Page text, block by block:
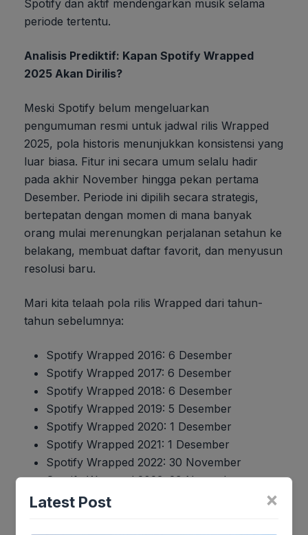
Spotify dan aktif mendengarkan musik selama
periode tertentu.
Analisis Prediktif: Kapan Spotify Wrapped
2025 Akan Dirilis?
Meski Spotify belum mengeluarkan
pengumuman resmi untuk jadwal rilis Wrapped
2025, pola historis menunjukkan konsistensi yang
luar biasa. Fitur ini secara umum selalu hadir
pada akhir November hingga pekan pertama
Desember. Periode ini dipilih secara strategis,
bertepatan dengan momen di mana banyak
orang mulai merenungkan perjalanan setahun ke
belakang, membuat daftar favorit, dan menyusun
resolusi baru.
Mari kita telaah pola rilis Wrapped dari tahun-
tahun sebelumnya:
Spotify Wrapped 2016: 6 Desember
Spotify Wrapped 2017: 6 Desember
Spotify Wrapped 2018: 6 Desember
Spotify Wrapped 2019: 5 Desember
Spotify Wrapped 2020: 1 Desember
Spotify Wrapped 2021: 1 Desember
Spotify Wrapped 2022: 30 November
Spotify Wrapped 2023: 29 November
Spotify Wrapped 2024: 4 Desember
×
Latest Post